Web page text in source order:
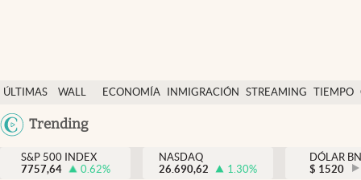
ÚLTIMAS
NOTICIAS
WALL
DÓLAR
ECONOMÍA INMIGRACIÓN STREAMING TIEMPO
México
Trending
Finanzas y economía
Wall Street y dólar
Inmigración
S&P 500 INDEX
7757,64
0.62%
NASDAQ
26.690,62
1.30%
DÓLAR
$ 1520